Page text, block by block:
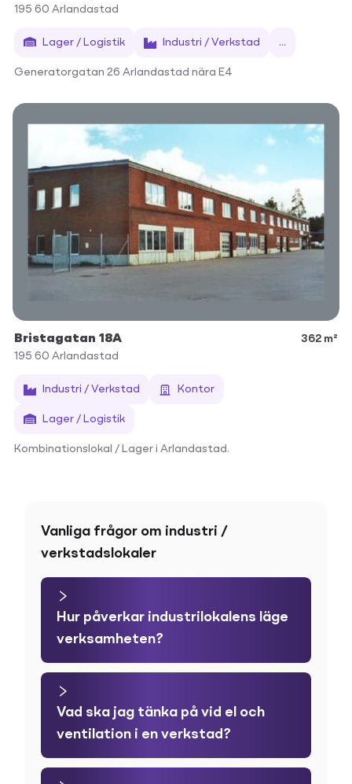
195 60 Arlandastad
Lager / Logistik Industri / Verkstad ...
Generatorgatan 26 Arlandastad nära E4
Bristagatan 18A
362 m²
195 60 Arlandastad
Industri / Verkstad Kontor
Lager / Logistik
Kombinationslokal / Lager i Arlandastad.
Vanliga frågor om industri /
verkstadslokaler
Hur påverkar industrilokalens läge
verksamheten?
Vad ska jag tänka på vid el och
ventilation i en verkstad?